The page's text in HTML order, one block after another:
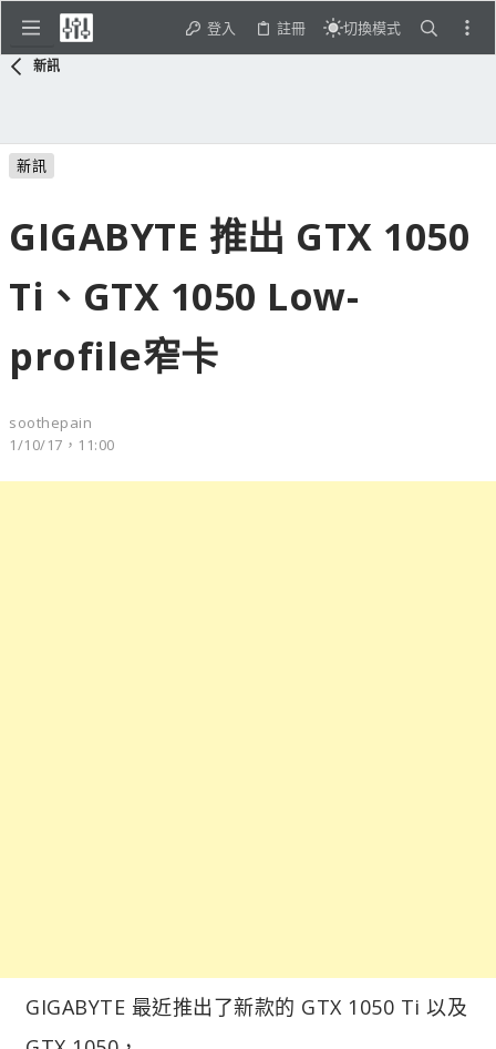
登入 註冊 切換模式
新訊
新訊
GIGABYTE 推出 GTX 1050
Ti、GTX 1050 Low-
profile窄卡
soothepain
1/10/17，11:00
GIGABYTE 最近推出了新款的 GTX 1050 Ti 以及